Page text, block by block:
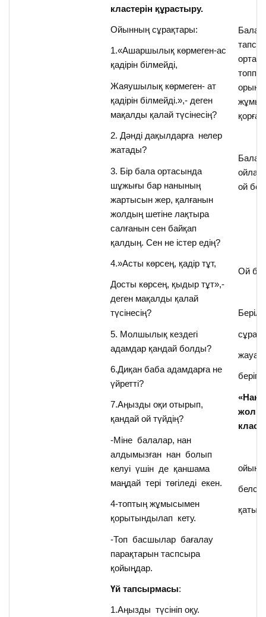
кластерін құрастыру.
Ойынның сұрақтары:
1.«Ашаршылық көрмеген-ас
қадірін білмейді,
Жаяушылық көрмеген- ат
қадірін білмейді.»,- деген
мақалды қалай түсінесің?
2. Дәнді дақылдарға нелер
жатады?
3. Бір бала ортасында
шұжығы бар нанының
жартысын жер, қалғанын
жолдың шетіне лақтыра
салғанын сен байқап
қалдың. Сен не істер едің?
4.»Асты көрсең, қадір тұт,
Досты көрсең, қыдыр тұт»,-
деген мақалды қалай
түсінесің?
5. Молшылық кездегі
адамдар қандай болды?
6.Диқан баба адамдарға не
үйретті?
7.Аңызды оқи отырып,
қандай ой түйдің?
-Міне балалар, нан
алдымызған нан болып
келуі үшін де қаншама
маңдай тері төгіледі екен.
4-топтың жұмысымен
қорытындылап кету.
-Топ басшылар бағалау
парақтарын таспсыра
қойыңдар.
Үй тапсырмасы:
1.Аңызды түсініп оқу.
топпен
ой
Ой
жауап
беріп,
«Нан